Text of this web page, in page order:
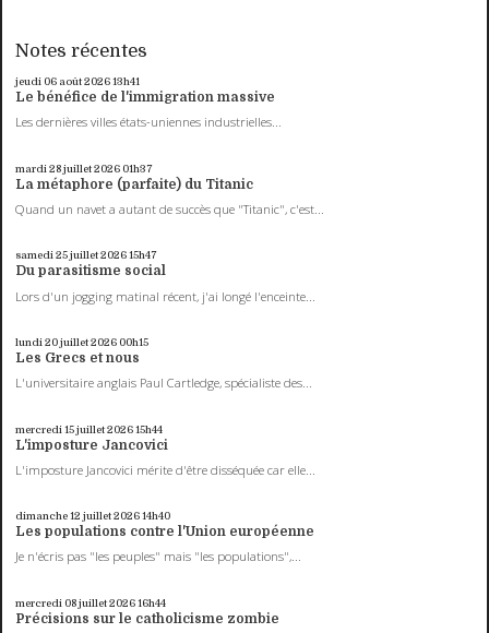
Notes récentes
jeudi 06 août 202613h41
Le bénéfice de l'immigration massive
Les dernières villes états-uniennes industrielles...
mardi 28juillet 2026 01h37
La métaphore (parfaite) du Titanic
Quand un navet a autant de succès que "Titanic", c'est...
samedi 25juillet 202615h47
Du parasitisme social
Lors d'un jogging matinal récent, j'ai longé l'enceinte...
lundi 20juillet 2026 00h15
Les Grecs et nous
L'universitaire anglais Paul Cartledge, spécialiste des...
mercredi 15juillet 202615h44
L'imposture Jancovici
L'imposture Jancovici mérite d'être disséquée car elle...
dimanche 12 juillet 202614h40
Les populations contre l'Union européenne
Je n'écris pas "les peuples" mais "les populations",...
mercredi 08juillet 202616h44
Précisions sur le catholicisme zombie